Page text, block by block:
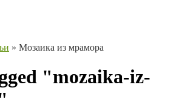
» Мозаика из мрамора
"mozaika-iz-